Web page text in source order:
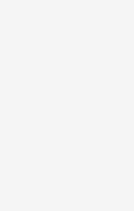
Havale ile
Paketleme çok